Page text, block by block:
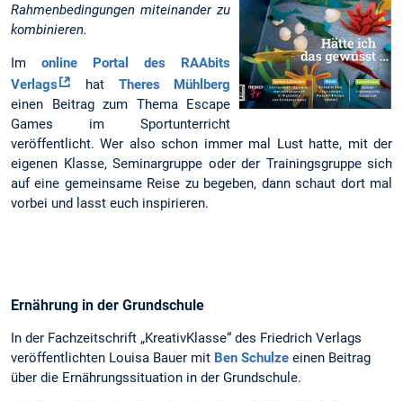
Rahmenbedingungen miteinander zu
kombinieren.
Imonline Portal des RAAbits
Verlags
hat Theres Mühlberg
einen Beitrag zum Thema Escape
Games im Sportunterricht
veröffentlicht. Wer also schon immer mal Lust hatte, mit der
eigenen Klasse, Seminargruppe oder der Trainingsgruppe sich
auf eine gemeinsame Reise zu begeben, dann schaut dort mal
vorbei und lasst euch inspirieren.
Ernährung in der Grundschule
In der Fachzeitschrift „KreativKlasse“ des Friedrich Verlags
veröffentlichten Louisa Bauer mit Ben Schulze einen Beitrag
über die Ernährungssituation in der Grundschule.